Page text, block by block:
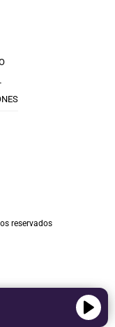
reservados